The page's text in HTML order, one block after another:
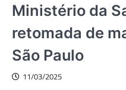
Ministério da
retomada de
São Paulo
11/03/2025